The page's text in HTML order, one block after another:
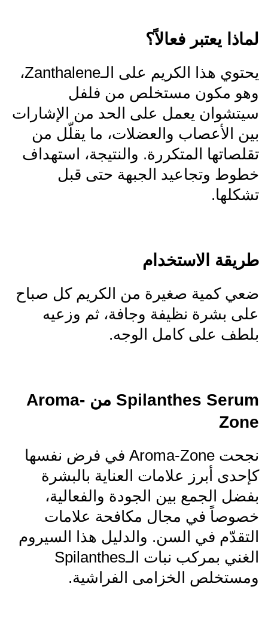
لماذا يعتبر فعالاً؟
يحتوي هذا الكريم على الـZanthalene،
وهو مكون مستخلص من فلفل
سيتشوان يعمل على الحد من الإشارات
بين الأعصاب والعضلات، ما يقلّل من
تقلصاتها المتكررة. والنتيجة، استهداف
خطوط وتجاعيد الجبهة حتى قبل
تشكلها.
طريقة الاستخدام
ضعي كمية صغيرة من الكريم كل صباح
على بشرة نظيفة وجافة، ثم وزعيه
بلطف على كامل الوجه.
Spilanthes Serum من Aroma-
Zone
نجحت Aroma-Zone في فرض نفسها
كإحدى أبرز علامات العناية بالبشرة
بفضل الجمع بين الجودة والفعالية،
خصوصاً في مجال مكافحة علامات
التقدّم في السن. والدليل هذا السيروم
الغني بمركب نبات الـSpilanthes
ومستخلص الخزامى الفراشية.